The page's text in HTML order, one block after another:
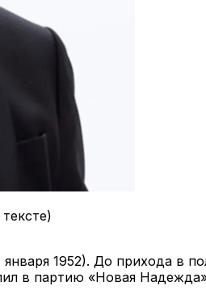
1952). До прихода в
в партию «Новая